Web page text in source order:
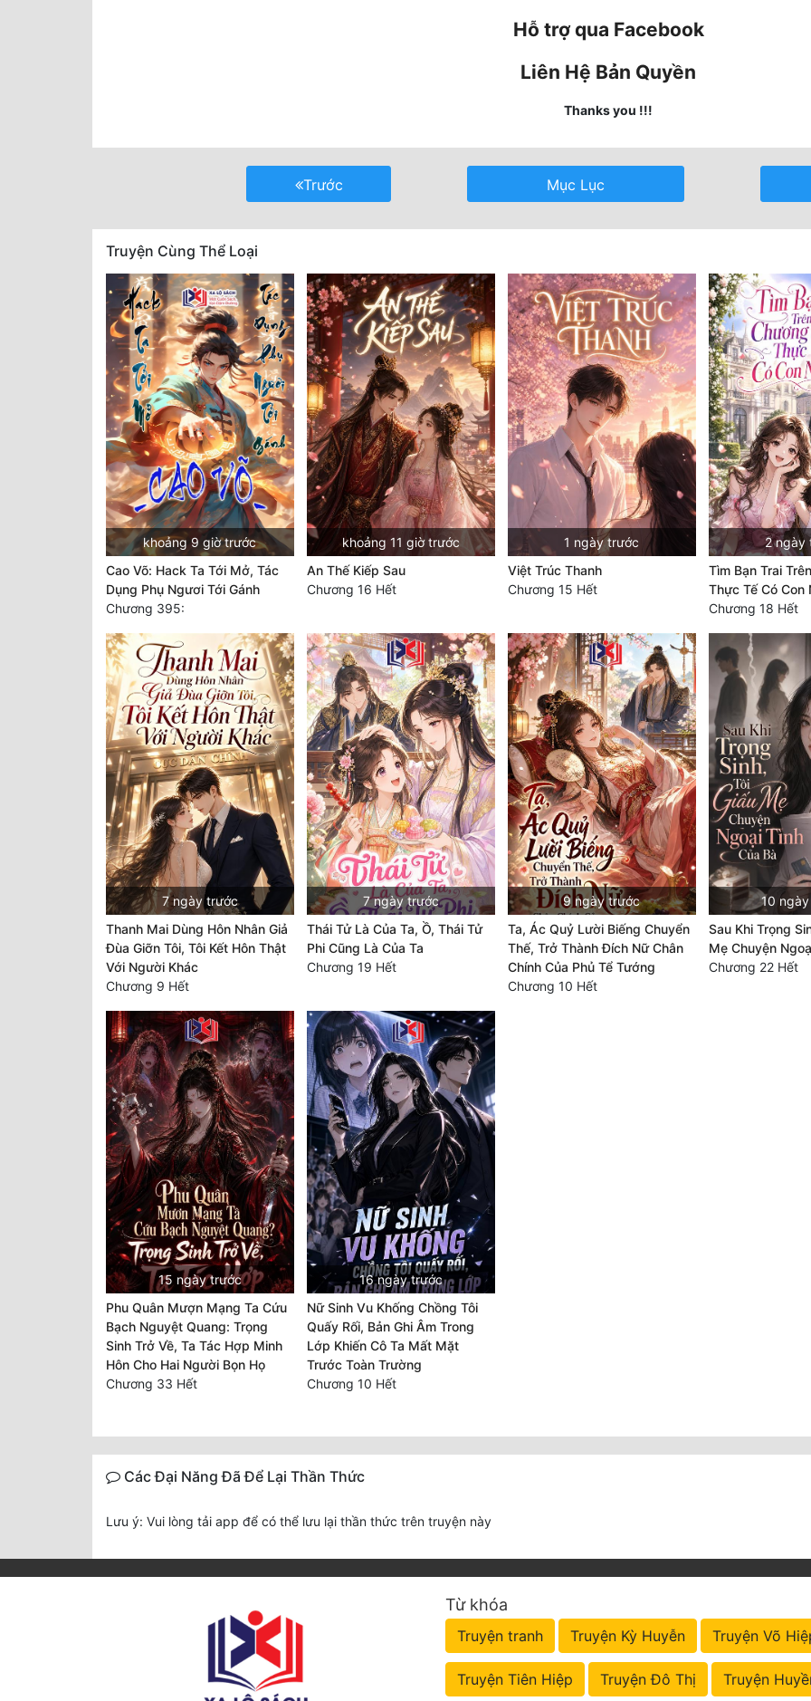
Hỗ trợ qua Facebook
Liên Hệ Bản Quyền
Thanks you !!!
Trước Mục Lục
Truyện Cùng Thể Loại
khoảng 9 giờ trước
Cao Võ: Hack Ta Tới Mở, Tác
Dụng Phụ Ngươi Tới Gánh
Chương 395:
khoảng 11 giờ trước
An Thế Kiếp Sau
Chương 16 Hết
1 ngày trước
Việt Trúc Thanh
Chương 15 Hết
2 ngày
Tìm Bạn Trai
Thực Tế Có Con
Chương 18 Hết
7 ngày trước
Thanh Mai Dùng Hôn Nhân Giả
Đùa Giỡn Tôi, Tôi Kết Hôn Thật
Với Người Khác
Chương 9 Hết
7 ngày trước
Thái Tử Là Của Ta, Ồ, Thái Tử
Phi Cũng Là Của Ta
Chương 19 Hết
9 ngày trước
Ta, Ác Quỷ Lười Biếng Chuyển
Thế, Trở Thành Đích Nữ Chân
Chính Của Phủ Tể Tướng
Chương 10 Hết
10
Sau Khi Trọng
Mẹ Chuyện
Chương 22 Hết
15 ngày trước
Phu Quân Mượn Mạng Ta Cứu
Bạch Nguyệt Quang: Trọng
Sinh Trở Về, Ta Tác Hợp Minh
Hôn Cho Hai Người Bọn Họ
Chương 33 Hết
16 ngày trước
Nữ Sinh Vu Khống Chồng Tôi
Quấy Rối, Bản Ghi Âm Trong
Lớp Khiến Cô Ta Mất Mặt
Trước Toàn Trường
Chương 10 Hết
Các Đại Năng Đã Để Lại Thần Thức
Lưu ý: Vui lòng tải app để có thể lưu lại thần thức trên truyện này
Từ khóa
Truyện tranh Truyện Kỳ Huyễn Truyện Võ
Truyện Tiên Hiệp Truyện Đô Thị Truyện